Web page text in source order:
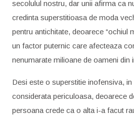
secolulul nostru, dar unii afirma ca
credinta superstitioasa de moda
pentru antichitate, deoarece “ochiul
un factor puternic care afecteaza
nenumarate milioane de oameni din
Desi este o superstitie inofensiva,
considerata periculoasa, deoarece
persoana crede ca o alta i-a facut